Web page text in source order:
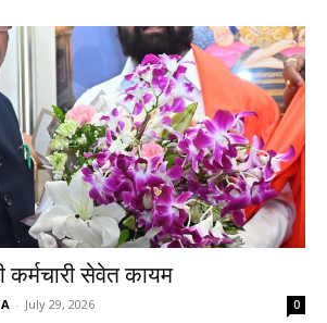
कर्मचारी सेवेत कायम
- July 29, 2026 0